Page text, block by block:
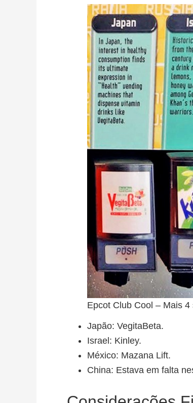
Epcot Club Cool – Mais 4
Japão: VegitaBeta.
Israel: Kinley.
México: Mazana Lift.
China: Estava em falta